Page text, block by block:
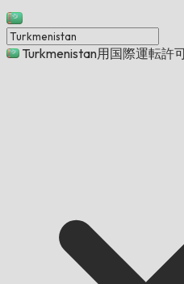
Turkmenistan用国際運転許